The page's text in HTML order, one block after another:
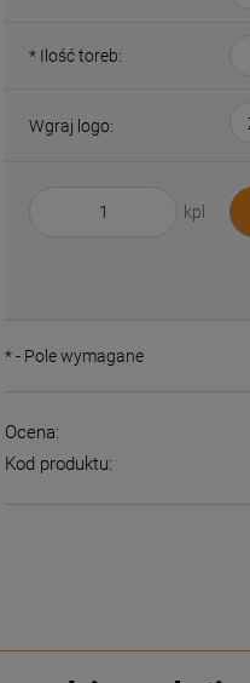
* Ilość toreb:
Wgraj logo:
kpl
*- Pole wymagane
Ocena:
Kod produktu: